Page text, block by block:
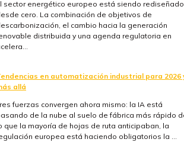
de la nube al suelo de fábrica más rápido de
que la mayoría de hojas de ruta anticipaban, la
europea está haciendo obligatorios la ...
monitoreo remoto ha cambiado. La pregunta ya no
"cómo vemos lo que ocurre sin estar en el sitio." Es
capturamos suficientes datos de activos
para actuar antes de que algo fall...